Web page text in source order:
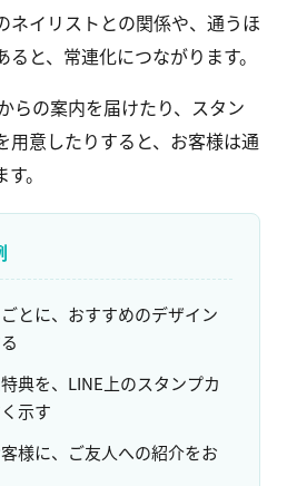
ネイリストとの関係や、通うほ
と、常連化につながります。
らの案内を届けたり、スタン
用意したりすると、お客様は通
。
とに、おすすめのデザイン
典を、LINE上のスタンプカ
示す
様に、ご友人への紹介をお